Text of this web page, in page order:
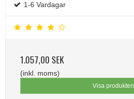
1-6 Vardagar
1.057,00 SEK
(inkl. moms)
Visa produkten